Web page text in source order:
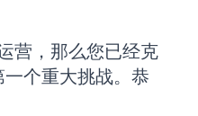
营，那么您已经克
个重大挑战。恭